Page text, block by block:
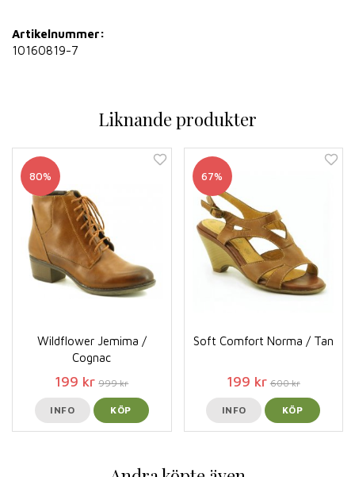
Artikelnummer:
10160819-7
Liknande produkter
80%
Wildflower Jemima /
Cognac
199 kr 999 kr
INFO KÖP
67%
Soft Comfort Norma / Tan
199 kr 600 kr
INFO KÖP